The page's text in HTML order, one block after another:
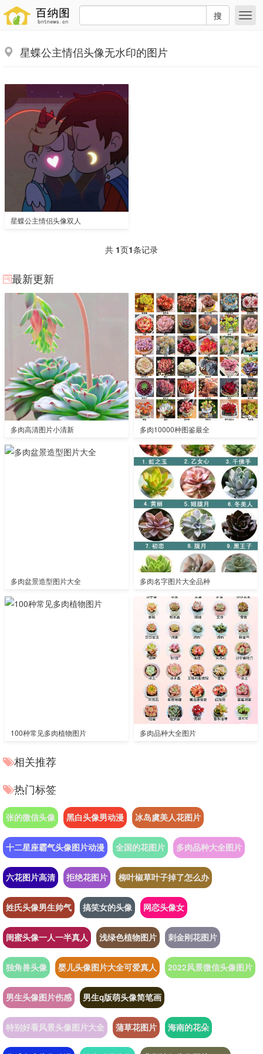
搜
星蝶公主情侣头像无水印的图片
星蝶公主情侣头像双人
共 1页1条记录
最新更新
多肉高清图片小清新 多肉10000种图鉴最全
多肉盆景造型图片大全 多肉名字图片大全品种
100种常见多肉植物图片 多肉品种大全图片
相关推荐
热门标签
张的微信头像 黑白头像男动漫 冰岛虞美人花图片
十二星座霸气头像图片动漫 全国的花图片 多肉品种大全图片
六花图片高清 拒绝花图片 柳叶椒草叶子掉了怎么办
姓氏头像男生帅气 搞笑女的头像 网恋头像女
闺蜜头像一人一半真人 浅绿色植物图片 刺金刚花图片
独角兽头像 婴儿头像图片大全可爱真人 2022风景微信头像图片
男生头像图片伤感 男生q版萌头像简笔画
特别好看风景头像图片大全 蒲草花图片 海南的花朵